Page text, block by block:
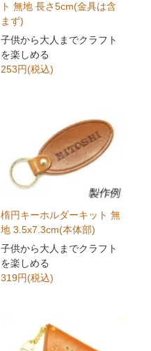
ト 無地 長さ5cm(金具は含
まず)
子供から大人までクラフト
を楽しめる
253円(税込)
楕円キーホルダーキット 無
地 3.5x7.3cm(本体部)
子供から大人までクラフト
を楽しめる
319円(税込)